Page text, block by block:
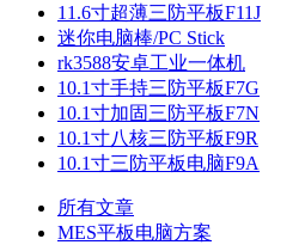
11.6寸超薄三防平板F11J
迷你电脑棒/PC Stick
rk3588安卓工业一体机
10.1寸手持三防平板F7G
10.1寸加固三防平板F7N
10.1寸八核三防平板F9R
10.1寸三防平板电脑F9A
所有文章
MES平板电脑方案